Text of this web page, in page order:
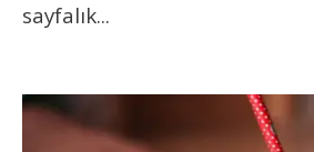
sayfalık...